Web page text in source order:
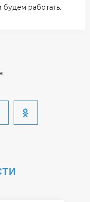
будем работать.